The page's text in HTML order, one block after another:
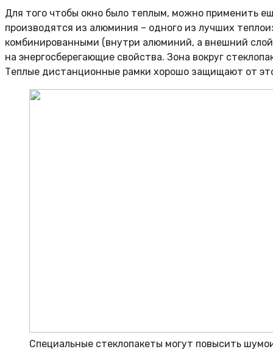
Для того чтобы окно было теплым, можно применить
производятся из алюминия – одного из лучших
комбинированными (внутри алюминий, а внешний
на энергосберегающие свойства. Зона вокруг
Теплые дистанционные рамки хорошо защищают от
Специальные стеклопакеты могут повысить